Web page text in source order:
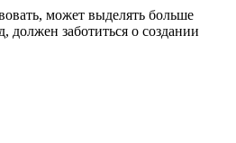
может выделять больше
должен заботиться о создании